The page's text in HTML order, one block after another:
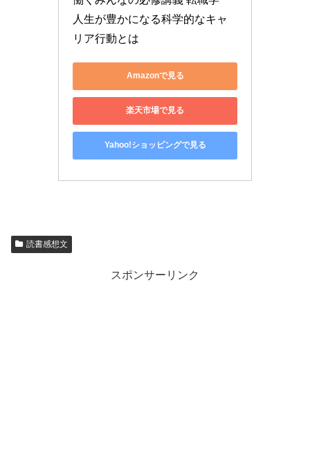
人生が豊かになる科学的なキャ
リア行動とは
Amazonで見る
楽天市場で見る
Yahoo!ショッピングで見る
読書感想文
スポンサーリンク